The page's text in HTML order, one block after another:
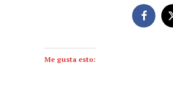
Me gusta esto: